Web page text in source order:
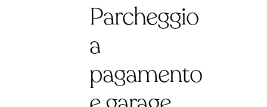
Parcheggio
a
pagamento